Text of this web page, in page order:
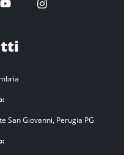
San Giovanni, Perugia PG